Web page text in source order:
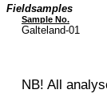
Fieldsamples
Sample No.
Galteland-01
NB! All